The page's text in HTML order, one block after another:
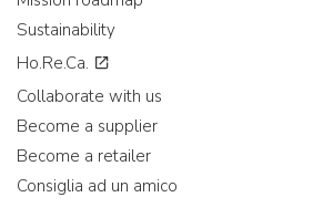
Sustainability
Ho.Re.Ca.
Collaborate with us
Become a supplier
Become a retailer
Consiglia ad un amico